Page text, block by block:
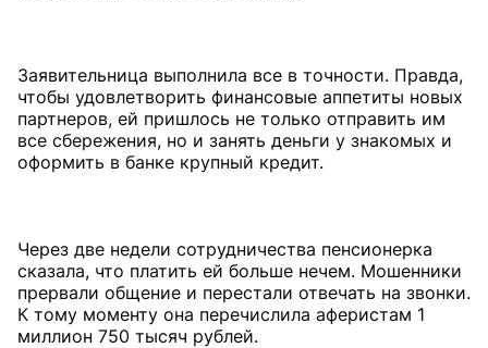
Заявительница выполнила все в точности. Правда,
чтобы удовлетворить финансовые аппетиты новых
партнеров, ей пришлось не только отправить им
все сбережения, но и занять деньги у знакомых и
оформить в банке крупный кредит.
Через две недели сотрудничества пенсионерка
сказала, что платить ей больше нечем. Мошенники
прервали общение и перестали отвечать на звонки.
К тому моменту она перечислила аферистам 1
миллион 750 тысяч рублей.